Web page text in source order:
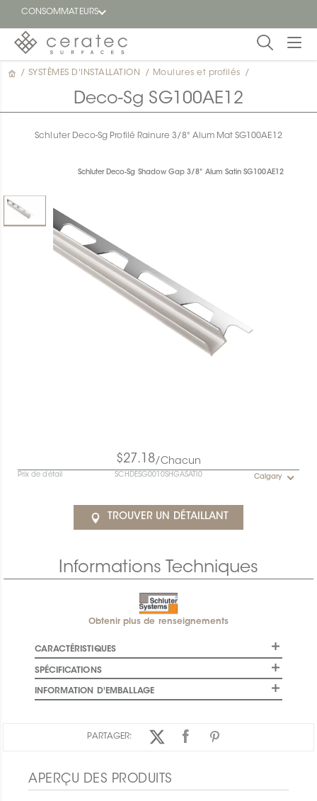
CONSOMMATEURS
En
vedette
un
/ SYSTÈMES D'INSTALLATION / Moulures et profilés /
Deco-Sg SG100AE12
Schluter Deco-Sg Profilé Rainure 3/8" Alum Mat SG100AE12
Schluter Deco-Sg Shadow Gap 3/8" Alum Satin SG100AE12
$27.18/Chacun
Prix de détail SCHDESG0010SHGASATI0 Calgary
TROUVER UN DÉTAILLANT
Informations Techniques
Obtenir plus de renseignements
CARACTÉRISTIQUES
SPÉCIFICATIONS
INFORMATION D'EMBALLAGE
PARTAGER:
APERÇU DES PRODUITS